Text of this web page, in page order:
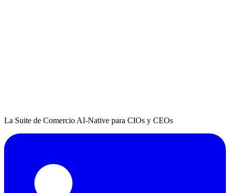
La Suite de Comercio AI-Native para CIOs y CEOs